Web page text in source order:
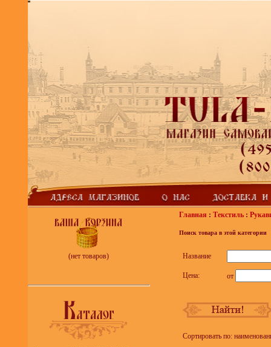
(нет товаров)
Главная : Текстиль :
Поиск товара в этой категории
Название
Цена: от
Сортировать по: